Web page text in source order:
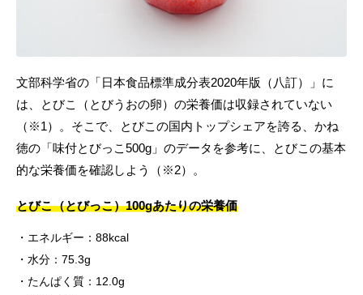
文部科学省の「日本食品標準成分表2020年版（八訂）」に
は、とびこ（とびうおの卵）の栄養価は収録されていない
（※1）。そこで、とびこの国内トップシェアを誇る、かね
徳の「味付とびっこ500g」のデータを参考に、とびこの基本
的な栄養価を確認しよう（※2）。
とびこ（とびっこ）100gあたりの栄養価
エネルギー：88kcal
水分：75.3g
たんぱく質：12.0g